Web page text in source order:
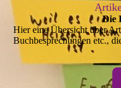
Die
Hier eine Übersicht über
Buchbesprechungen etc.,